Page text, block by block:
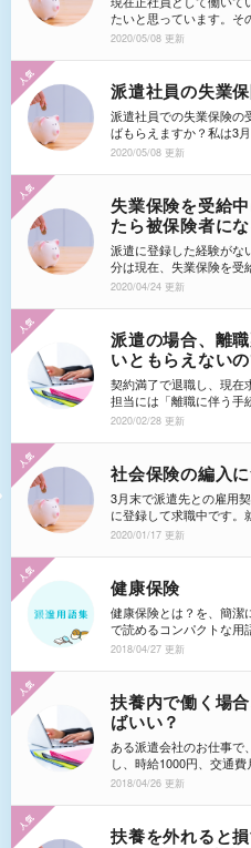
たいと思っています。そ
会社での社会保険は加入
2020/05/08 更新
派遣社員の失業
派遣社員での失業保険の
ばもらえますか？私は3
付したのですがどこかの
2020/05/08 更新
失業保険を受給
たら被保険者に
派遣に登録した経験がな
分は現在、失業保険を受
こちらのサイトで見つけ
2020/04/24 更新
派遣の場合、離
いともらえないの
契約満了で退職し、現在
担当には「離職に伴う手
た。 最後の給与明細と資
私としては、職安にも行
たが、こういった書類は
なのでしょうか。
2020/02/28 更新
社会保険の編入
3月末で派遣先との雇用
に登録して求職中です。
半ばには派遣先が決まり
割りになるのでしょうか
も同様ですか？
2020/01/17 更新
健康保険
健康保険とは？を、簡潔
で読めるコンパクトな用
ょう。
2018/04/27 更新
扶養内で働く場
ばいい？
ある派遣会社のお仕事で
し、時給1000円、交通
額になる）、扶養内勤務
うような返事をいただき
2018/04/26 更新
扶養を外れると